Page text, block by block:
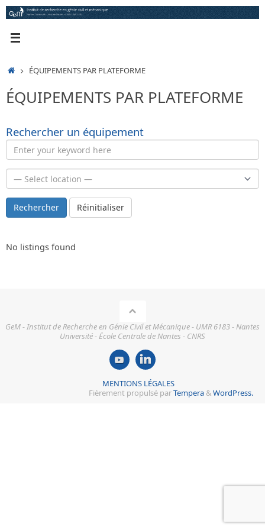
Passer
au
ACCUEIL
ÉQUIPEMENTS PAR PLATEFORME
ÉQUIPEMENTS PAR PLATEFORME
Rechercher un équipement
Rechercher Réinitialiser
No listings found
GeM - Institut de Recherche en Génie Civil et Mécanique - UMR 6183 - Nantes
Université - École Centrale de Nantes - CNRS
MENTIONS LÉGALES
Fièrement propulsé parTempera &WordPress.